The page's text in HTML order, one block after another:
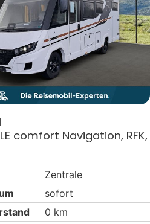
comfort Navigation, RFK,
Zentrale
sofort
0 km